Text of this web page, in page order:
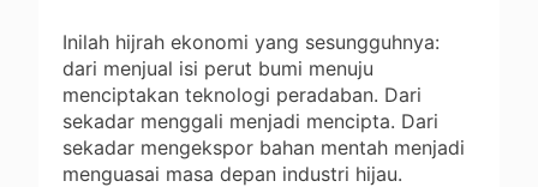
Inilah hijrah ekonomi yang sesungguhnya:
dari menjual isi perut bumi menuju
menciptakan teknologi peradaban. Dari
sekadar menggali menjadi mencipta. Dari
sekadar mengekspor bahan mentah menjadi
menguasai masa depan industri hijau.